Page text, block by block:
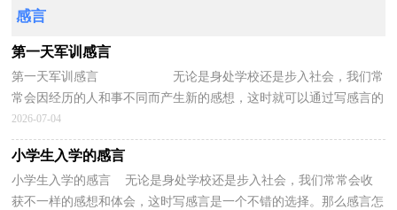
感言
第一天军训感言
第一天军训感言 无论是身处学校还是步入社会，我们常
常会因经历的人和事不同而产生新的感想，这时就可以通过写感言的
方式将其记录下来。但是写感言有什么...
2026-07-04
小学生入学的感言
小学生入学的感言 无论是身处学校还是步入社会，我们常常会收
获不一样的感想和体会，这时写感言是一个不错的选择。那么感言怎